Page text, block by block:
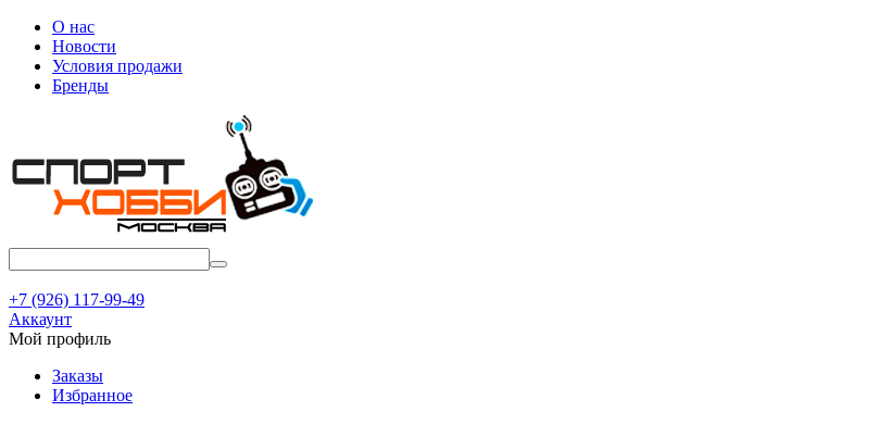
О нас
Новости
Условия продажи
Бренды
+7 (926) 117-99-49
Аккаунт
Мой профиль
Заказы
Избранное